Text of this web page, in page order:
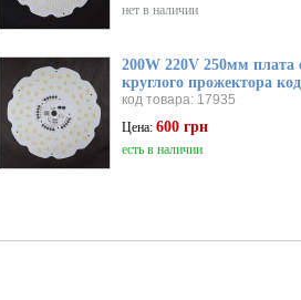
нет в наличии
200W 220V 250мм плата
круглого прожектора
код товара: 17935
Цена: 600 грн
есть в наличии